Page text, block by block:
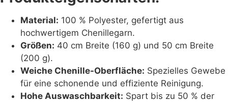
Material: 100 % Polyester, gefertigt aus
hochwertigem Chenillegarn.
Größen: 40 cm Breite (160 g) und 50 cm Breite
(200 g).
Weiche Chenille-Oberfläche: Spezielles Gewebe
für eine schonende und effiziente Reinigung.
Hohe Auswaschbarkeit: Spart bis zu 50 % der